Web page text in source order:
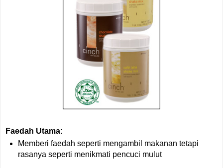
Faedah Utama:
Memberi faedah seperti mengambil makanan tetapi
rasanya seperti menikmati pencuci mulut